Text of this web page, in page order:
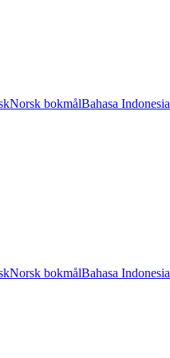
Norsk bokmålBahasa Indonesia
Norsk bokmålBahasa Indonesia